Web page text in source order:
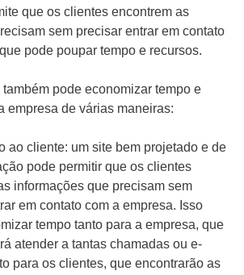
que os clientes encontrem as
sem precisar entrar em contato
pode poupar tempo e recursos.
pode economizar tempo e
empresa de várias maneiras:
ao cliente: um site bem projetado e de
pode permitir que os clientes
informações que precisam sem
em contato com a empresa. Isso
tempo tanto para a empresa, que
atender a tantas chamadas ou e-
para os clientes, que encontrarão as